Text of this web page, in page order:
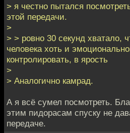
> я честно пытался
этой передачи.
>
> > ровно 30 секунд хватало,
человека хоть и
контролировать, в ярость
>
> Аналогично камрад.
А я всё сумел посмотреть.
этим пидорасам спуску не
передаче.